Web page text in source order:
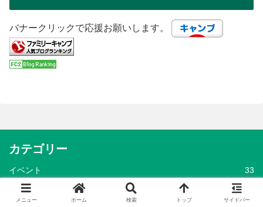
バナークリックで応援お願いします。
カテゴリー
イベント 33
カーライフ
メニュー ホーム 検索 トップ サイドバー